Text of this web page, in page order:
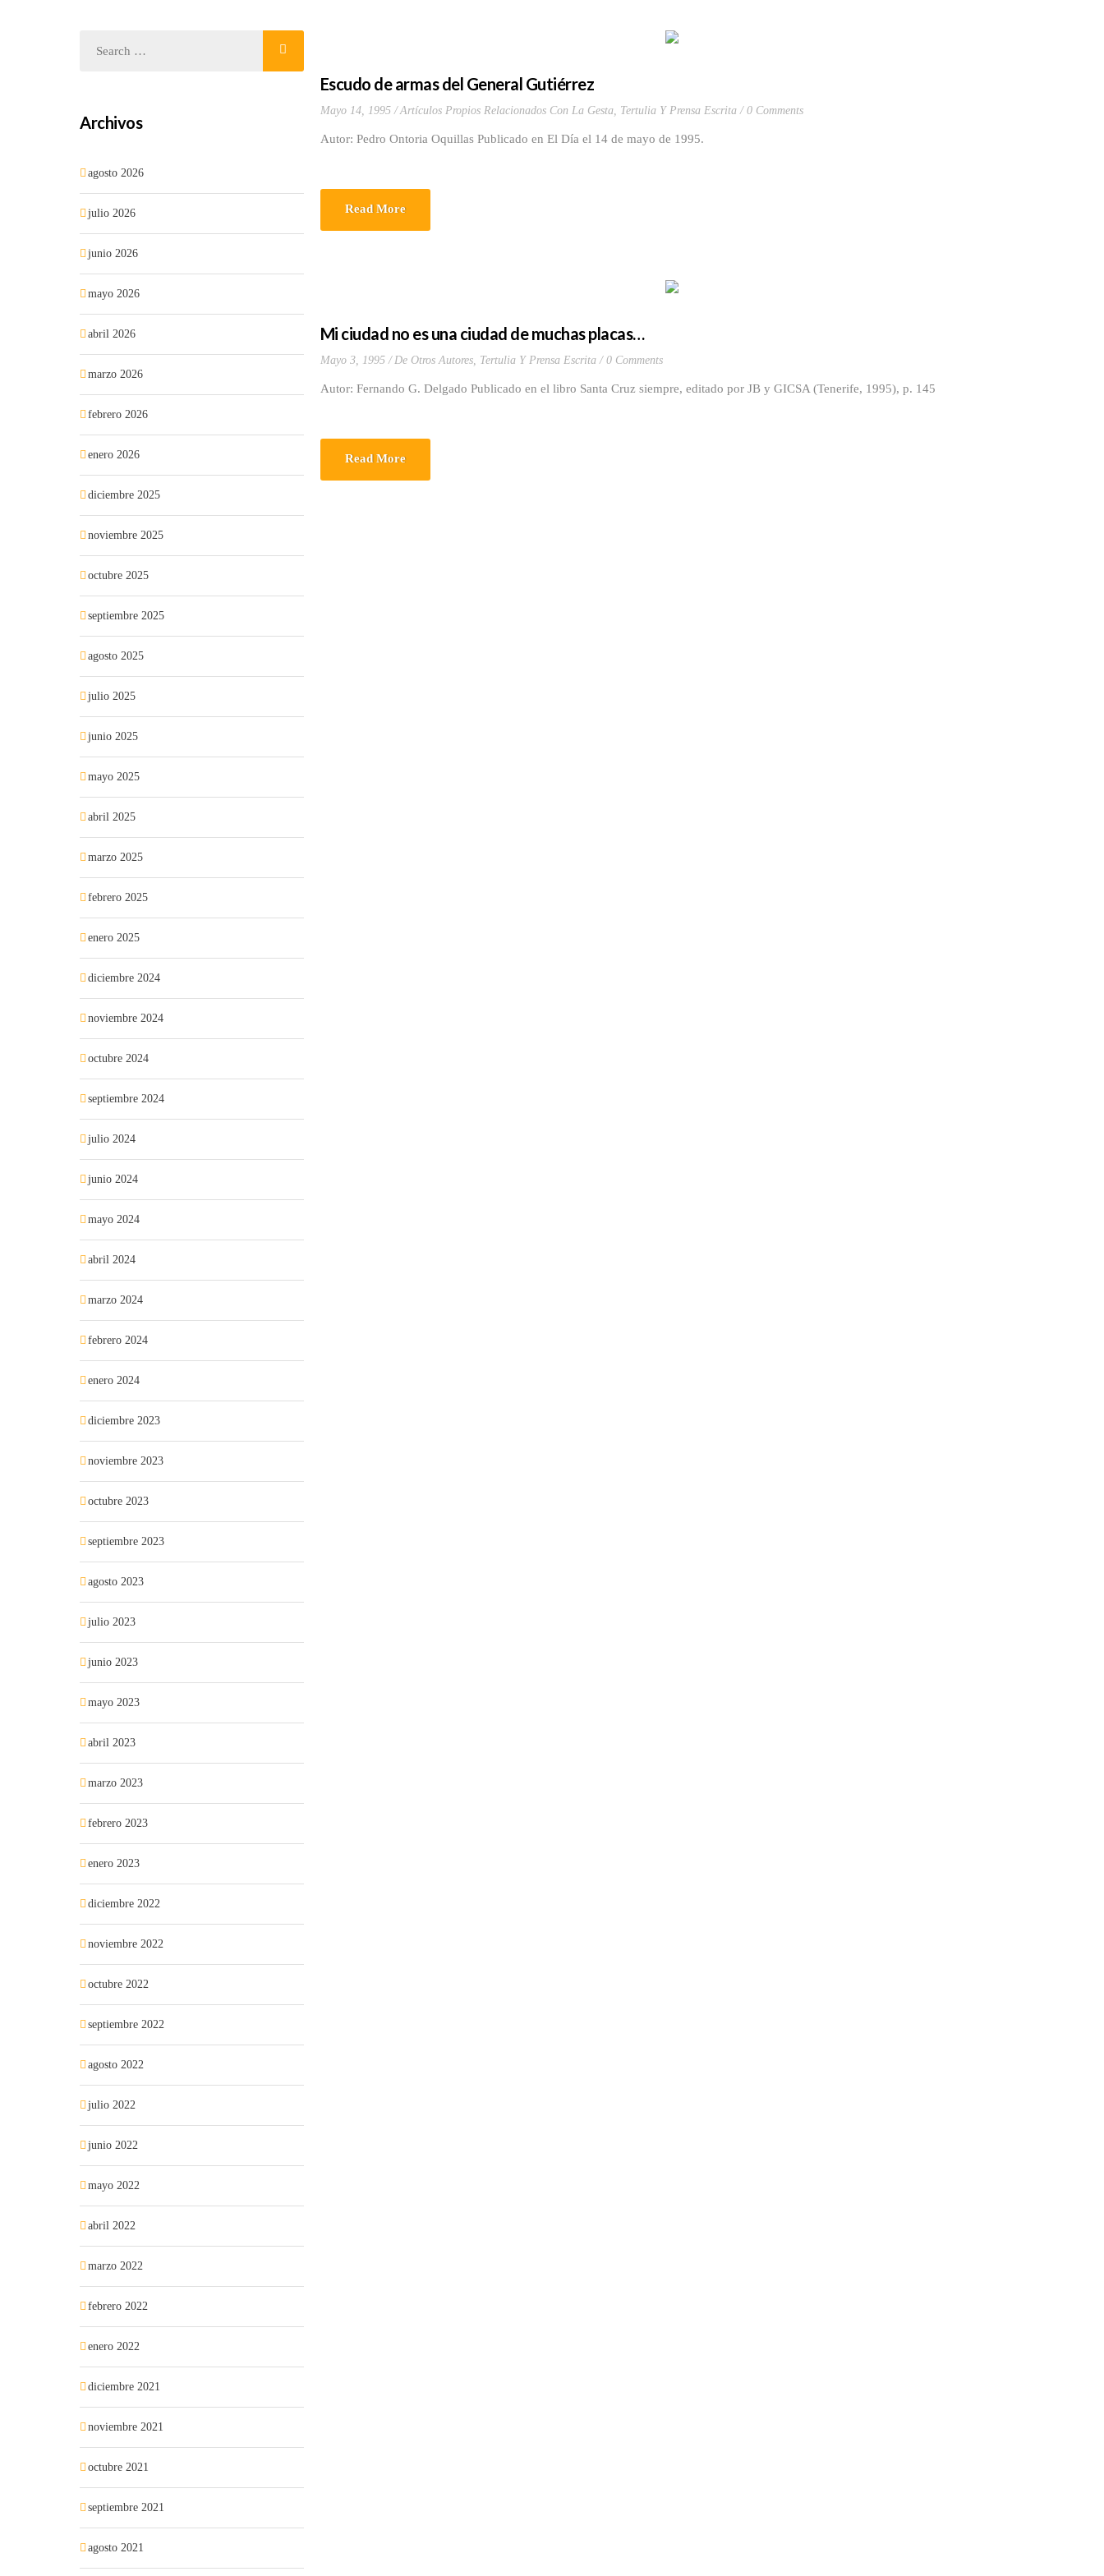
Escudo de armas del General Gutiérrez
Mayo 14, 1995 Artículos Propios Relacionados Con La Gesta, Tertulia Y Prensa Escrita 0 Comments
Autor: Pedro Ontoria Oquillas Publicado en El Día el 14 de mayo de 1995.
Read More
Mi ciudad no es una ciudad de muchas placas…
Mayo 3, 1995 De Otros Autores, Tertulia Y Prensa Escrita 0 Comments
Autor: Fernando G. Delgado Publicado en el libro Santa Cruz siempre, editado por JB y GICSA (Tenerife, 1995), p. 145
Read More
Archivos
agosto 2026
julio 2026
junio 2026
mayo 2026
abril 2026
marzo 2026
febrero 2026
enero 2026
diciembre 2025
noviembre 2025
octubre 2025
septiembre 2025
agosto 2025
julio 2025
junio 2025
mayo 2025
abril 2025
marzo 2025
febrero 2025
enero 2025
diciembre 2024
noviembre 2024
octubre 2024
septiembre 2024
julio 2024
junio 2024
mayo 2024
abril 2024
marzo 2024
febrero 2024
enero 2024
diciembre 2023
noviembre 2023
octubre 2023
septiembre 2023
agosto 2023
julio 2023
junio 2023
mayo 2023
abril 2023
marzo 2023
febrero 2023
enero 2023
diciembre 2022
noviembre 2022
octubre 2022
septiembre 2022
agosto 2022
julio 2022
junio 2022
mayo 2022
abril 2022
marzo 2022
febrero 2022
enero 2022
diciembre 2021
noviembre 2021
octubre 2021
septiembre 2021
agosto 2021